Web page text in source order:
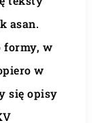
asan.
formy, w
w
się opisy